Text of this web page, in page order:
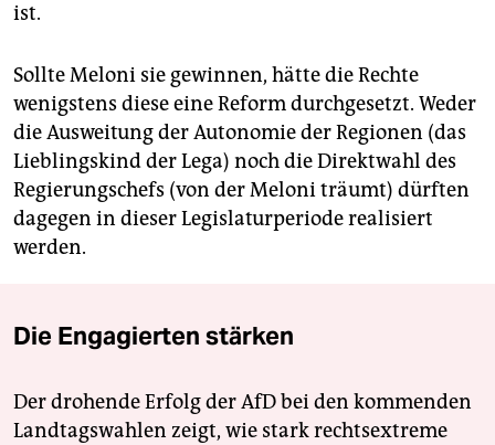
ist.
Sollte Meloni sie gewinnen, hätte die Rechte
wenigstens diese eine Reform durchgesetzt. Weder
die Ausweitung der Autonomie der Regionen (das
Lieblingskind der Lega) noch die Direktwahl des
Regierungschefs (von der Meloni träumt) dürften
dagegen in dieser Legislaturperiode realisiert
werden.
Die Engagierten stärken
Der drohende Erfolg der AfD bei den kommenden
Landtagswahlen zeigt, wie stark rechtsextreme